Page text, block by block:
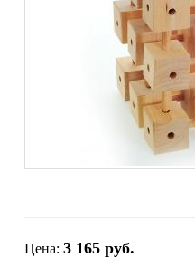
Цена:3 165 руб.